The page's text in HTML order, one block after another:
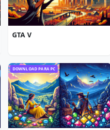
GTA V
DOWNLOAD PARA PC